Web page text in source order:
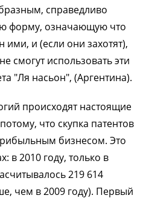
справедливо
форму, означающую что
ими, и (если они захотят),
смогут использовать эти
"Ля насьон", (Аргентина).
происходят настоящие
что скупка патентов
бизнесом. Это
в 2010 году, только в
219 614
чем в 2009 году). Первый